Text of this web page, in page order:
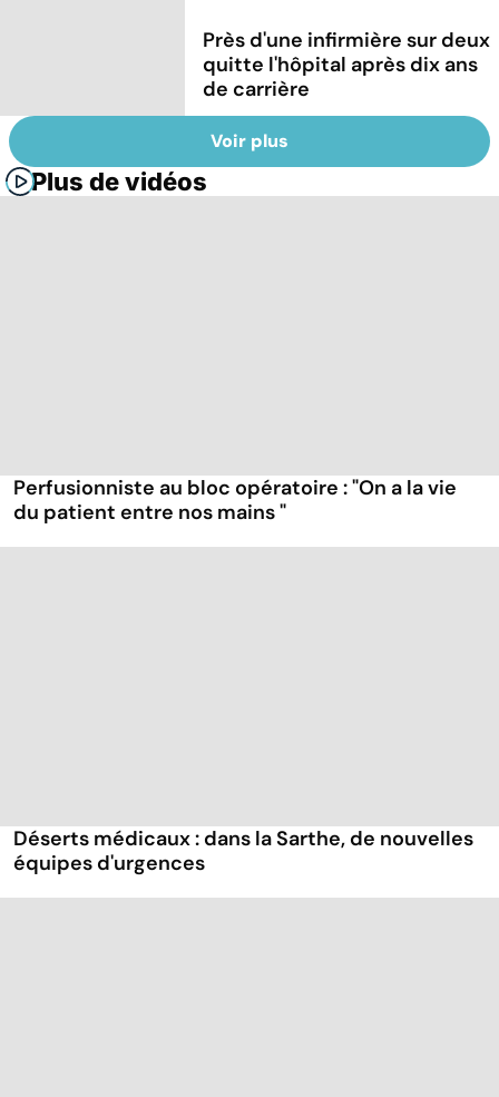
Près d'une infirmière sur deux
quitte l'hôpital après dix ans
de carrière
Voir plus
Plus de vidéos
Perfusionniste au bloc opératoire : "On a la vie
du patient entre nos mains "
Déserts médicaux : dans la Sarthe, de nouvelles
équipes d'urgences